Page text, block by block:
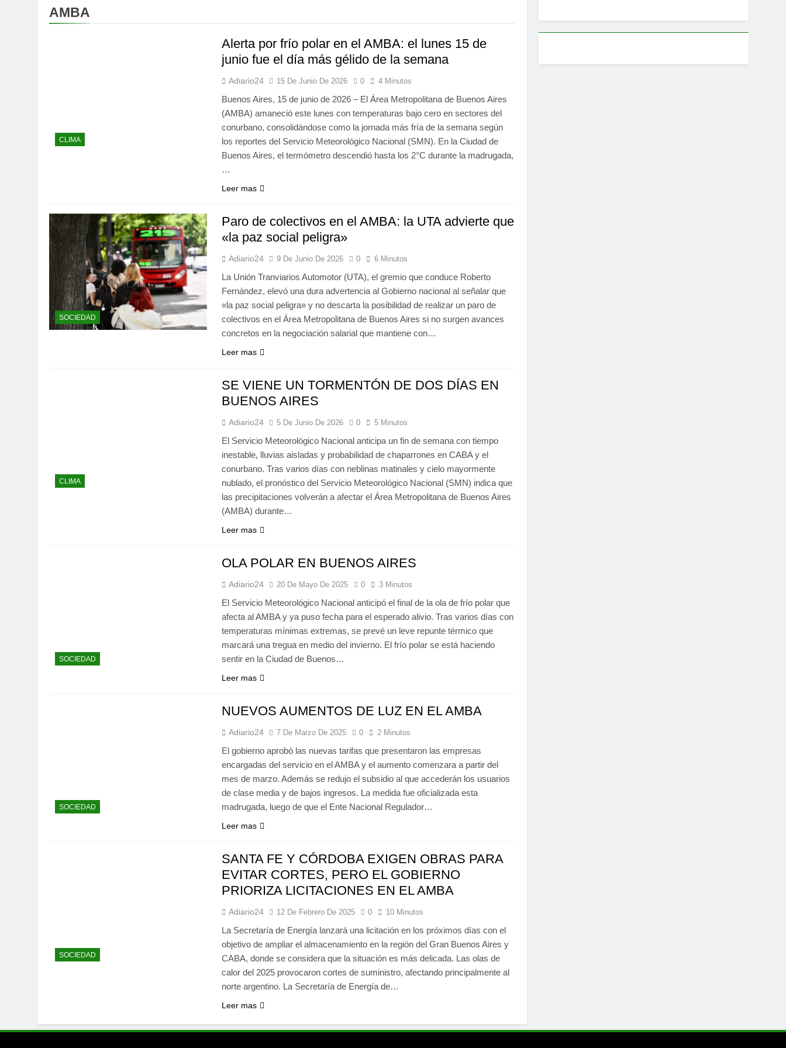
AMBA
CLIMA
Alerta por frío polar en el AMBA: el lunes 15 de
junio fue el día más gélido de la semana
Adiario24 15 De Junio De 2026 0 4 Minutos
Buenos Aires, 15 de junio de 2026 – El Área Metropolitana de Buenos Aires
(AMBA) amaneció este lunes con temperaturas bajo cero en sectores del
conurbano, consolidándose como la jornada más fría de la semana según
los reportes del Servicio Meteorológico Nacional (SMN). En la Ciudad de
Buenos Aires, el termómetro descendió hasta los 2°C durante la madrugada,
…
Leer mas
SOCIEDAD
Paro de colectivos en el AMBA: la UTA advierte que
«la paz social peligra»
Adiario24 9 De Junio De 2026 0 6 Minutos
La Unión Tranviarios Automotor (UTA), el gremio que conduce Roberto
Fernández, elevó una dura advertencia al Gobierno nacional al señalar que
«la paz social peligra» y no descarta la posibilidad de realizar un paro de
colectivos en el Área Metropolitana de Buenos Aires si no surgen avances
concretos en la negociación salarial que mantiene con…
Leer mas
CLIMA
SE VIENE UN TORMENTÓN DE DOS DÍAS EN
BUENOS AIRES
Adiario24 5 De Junio De 2026 0 5 Minutos
El Servicio Meteorológico Nacional anticipa un fin de semana con tiempo
inestable, lluvias aisladas y probabilidad de chaparrones en CABA y el
conurbano. Tras varios días con neblinas matinales y cielo mayormente
nublado, el pronóstico del Servicio Meteorológico Nacional (SMN) indica que
las precipitaciones volverán a afectar el Área Metropolitana de Buenos Aires
(AMBA) durante…
Leer mas
SOCIEDAD
OLA POLAR EN BUENOS AIRES
Adiario24 20 De Mayo De 2025 0 3 Minutos
El Servicio Meteorológico Nacional anticipó el final de la ola de frío polar que
afecta al AMBA y ya puso fecha para el esperado alivio. Tras varios días con
temperaturas mínimas extremas, se prevé un leve repunte térmico que
marcará una tregua en medio del invierno. El frío polar se está haciendo
sentir en la Ciudad de Buenos…
Leer mas
SOCIEDAD
NUEVOS AUMENTOS DE LUZ EN EL AMBA
Adiario24 7 De Marzo De 2025 0 2 Minutos
El gobierno aprobó las nuevas tarifas que presentaron las empresas
encargadas del servicio en el AMBA y el aumento comenzara a partir del
mes de marzo. Además se redujo el subsidio al que accederán los usuarios
de clase media y de bajos ingresos. La medida fue oficializada esta
madrugada, luego de que el Ente Nacional Regulador…
Leer mas
SOCIEDAD
SANTA FE Y CÓRDOBA EXIGEN OBRAS PARA
EVITAR CORTES, PERO EL GOBIERNO
PRIORIZA LICITACIONES EN EL AMBA
Adiario24 12 De Febrero De 2025 0 10 Minutos
La Secretaría de Energía lanzará una licitación en los próximos días con el
objetivo de ampliar el almacenamiento en la región del Gran Buenos Aires y
CABA, donde se considera que la situación es más delicada. Las olas de
calor del 2025 provocaron cortes de suministro, afectando principalmente al
norte argentino. La Secretaría de Energía de…
Leer mas